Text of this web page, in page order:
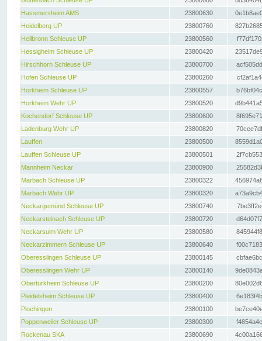
Hassmersheim AMS
23800630
Heidelberg UP
23800760
Heilbronn Schleuse UP
23800560
Hessigheim Schleuse UP
23800420
Hirschhorn Schleuse UP
23800700
Hofen Schleuse UP
23800260
Horkheim Schleuse UP
23800557
Horkheim Wehr UP
23800520
Kochendorf Schleuse UP
23800600
Ladenburg Wehr UP
23800820
Lauffen
23800500
Lauffen Schleuse UP
23800501
Mannheim Neckar
23800900
Marbach Schleuse UP
23800322
Marbach Wehr UP
23800320
Neckargemünd Schleuse UP
23800740
Neckarsteinach Schleuse UP
23800720
Neckarsulm Wehr UP
23800580
Neckarzimmern Schleuse UP
23800640
Oberesslingen Schleuse UP
23800145
Oberesslingen Wehr UP
23800140
Obertürkheim Schleuse UP
23800200
Pleidelsheim Schleuse UP
23800400
Plochingen
23800100
Poppenweiler Schleuse UP
23800300
Rockenau SKA
23800690